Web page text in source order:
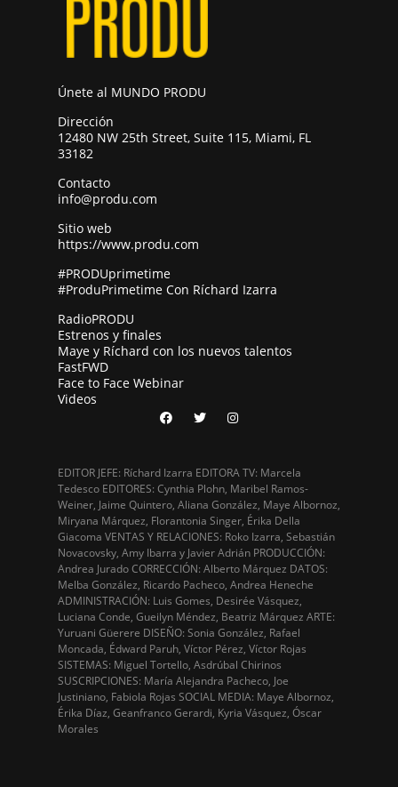
Únete al MUNDO PRODU
Dirección
12480 NW 25th Street, Suite 115, Miami, FL
33182
Contacto
info@produ.com
Sitio web
https://www.produ.com
#PRODUprimetime
#ProduPrimetime Con Ríchard Izarra
RadioPRODU
Estrenos y finales
Maye y Ríchard con los nuevos talentos
FastFWD
Face to Face Webinar
Videos
EDITOR JEFE: Ríchard Izarra EDITORA TV: Marcela
Tedesco EDITORES: Cynthia Plohn, Maribel Ramos-
Weiner, Jaime Quintero, Aliana González, Maye Albornoz,
Miryana Márquez, Florantonia Singer, Érika Della
Giacoma VENTAS Y RELACIONES: Roko Izarra, Sebastián
Novacovsky, Amy Ibarra y Javier Adrián PRODUCCIÓN:
Andrea Jurado CORRECCIÓN: Alberto Márquez DATOS:
Melba González, Ricardo Pacheco, Andrea Heneche
ADMINISTRACIÓN: Luis Gomes, Desirée Vásquez,
Luciana Conde, Gueilyn Méndez, Beatriz Márquez ARTE:
Yuruani Güerere DISEÑO: Sonia González, Rafael
Moncada, Édward Paruh, Víctor Pérez, Víctor Rojas
SISTEMAS: Miguel Tortello, Asdrúbal Chirinos
SUSCRIPCIONES: María Alejandra Pacheco, Joe
Justiniano, Fabiola Rojas SOCIAL MEDIA: Maye Albornoz,
Érika Díaz, Geanfranco Gerardi, Kyria Vásquez, Óscar
Morales